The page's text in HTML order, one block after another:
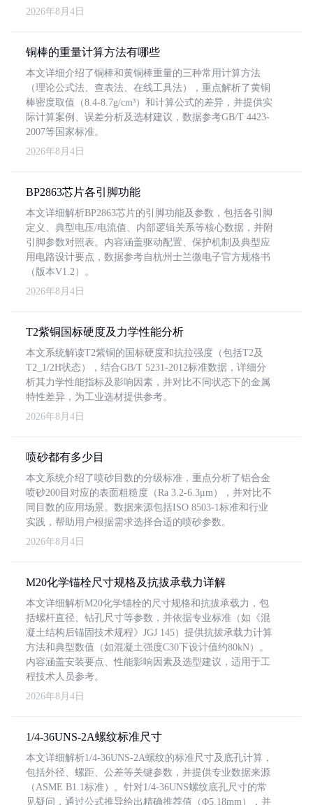
2026年8月4日
铜棒的重量计算方法有哪些
本文详细介绍了铜棒和黄铜棒重量的三种常用计算方法
（理论公式法、查表法、在线工具法），重点解析了黄铜
棒密度取值（8.4-8.7g/cm³）和计算公式的差异，并提供实
际计算案例、误差分析及选材建议，数据参考GB/T 4423-
2007等国家标准。
2026年8月4日
BP2863芯片各引脚功能
本文详细解析BP2863芯片的引脚功能及参数，包括各引脚
定义、典型电压/电流值、内部逻辑关系等核心数据，并附
引脚参数对照表。内容涵盖驱动配置、保护机制及典型应
用电路设计要点，数据参考自杭州士兰微电子官方规格书
（版本V1.2）。
2026年8月4日
T2紫铜国标硬度及力学性能分析
本文系统解读T2紫铜的国标硬度和抗拉强度（包括T2及
T2_1/2H状态），结合GB/T 5231-2012标准数据，详细分
析其力学性能指标及影响因素，并对比不同状态下的金属
特性差异，为工业选材提供参考。
2026年8月4日
喷砂都有多少目
本文系统介绍了喷砂目数的分级标准，重点分析了铝合金
喷砂200目对应的表面粗糙度（Ra 3.2-6.3μm），并对比不
同目数的应用场景。数据来源包括ISO 8503-1标准和行业
实践，帮助用户根据需求选择合适的喷砂参数。
2026年8月4日
M20化学锚栓尺寸规格及抗拔承载力详解
本文详细解析M20化学锚栓的尺寸规格和抗拔承载力，包
括螺杆直径、钻孔尺寸等参数，并依据专业标准（如《混
凝土结构后锚固技术规程》JGJ 145）提供抗拔承载力计算
方法和典型数值（如混凝土强度C30下设计值约80kN）。
内容涵盖安装要点、性能影响因素及选型建议，适用于工
程技术人员参考。
2026年8月4日
1/4-36UNS-2A螺纹标准尺寸
本文详细解析1/4-36UNS-2A螺纹的标准尺寸及底孔计算，
包括外径、螺距、公差等关键参数，并提供专业数据来源
（ASME B1.1标准）。针对1/4-36UNS螺纹底孔尺寸的常
见疑问，通过公式推导给出精确推荐值（Φ5.18mm），并